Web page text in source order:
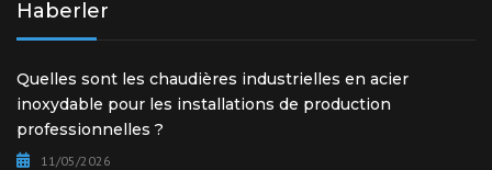
Haberler
Quelles sont les chaudières industrielles en acier
inoxydable pour les installations de production
professionnelles ?
11/05/2026